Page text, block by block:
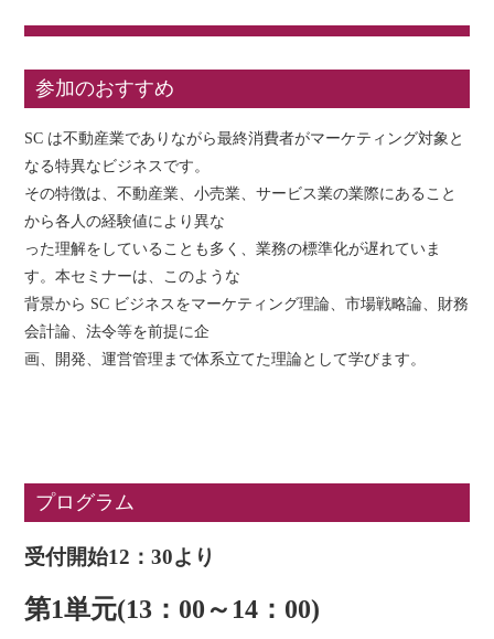
参加のおすすめ
SC は不動産業でありながら最終消費者がマーケティング対象と
なる特異なビジネスです。
その特徴は、不動産業、小売業、サービス業の業際にあること
から各人の経験値により異な
った理解をしていることも多く、業務の標準化が遅れていま
す。本セミナーは、このような
背景から SC ビジネスをマーケティング理論、市場戦略論、財務
会計論、法令等を前提に企
画、開発、運営管理まで体系立てた理論として学びます。
プログラム
受付開始12：30より
第1単元(13：00～14：00)